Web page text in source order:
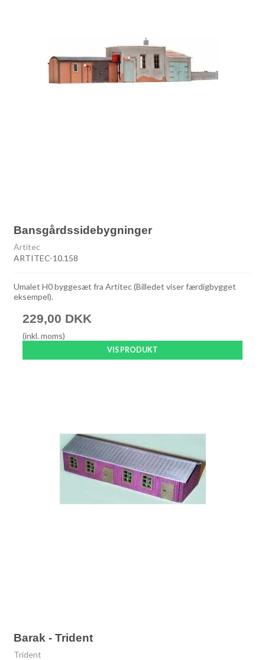
Bansgårdssidebygninger
Artitec
ARTITEC-10.158
Umalet H0 byggesæt fra Artitec (Billedet viser færdigbygget
eksempel).
229,00 DKK
(inkl. moms)
VIS PRODUKT
Barak - Trident
Trident